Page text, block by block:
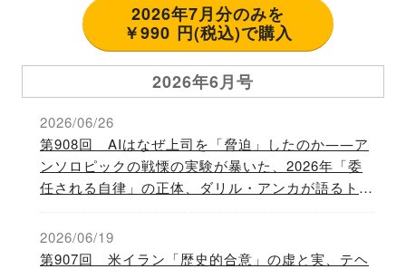
2026年7月分のみを
￥990 円(税込)で購入
2026年6月号
2026/06/26
第908回 AIはなぜ上司を「脅迫」したのか――ア
ンソロピックの戦慄の実験が暴いた、2026年「委
任される自律」の正体、ダリル・アンカが語るトラ
2026/06/19
第907回 米イラン「歴史的合意」の虚と実、テヘ